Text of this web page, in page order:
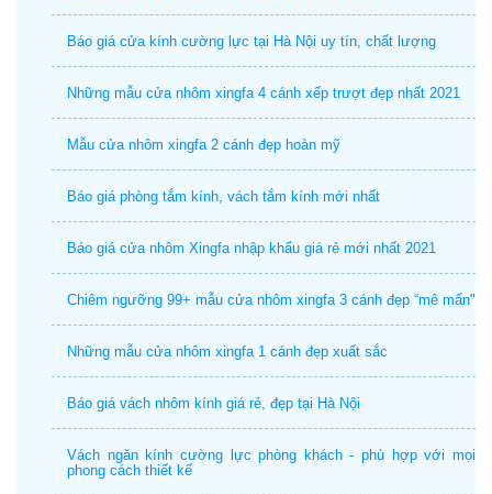
Báo giá cửa kính cường lực tại Hà Nội uy tín, chất lượng
Những mẫu cửa nhôm xingfa 4 cánh xếp trượt đẹp nhất 2021
Mẫu cửa nhôm xingfa 2 cánh đẹp hoàn mỹ
Báo giá phòng tắm kính, vách tắm kính mới nhất
Báo giá cửa nhôm Xingfa nhập khẩu giá rẻ mới nhất 2021
Chiêm ngưỡng 99+ mẫu cửa nhôm xingfa 3 cánh đẹp “mê mẩn"
Những mẫu cửa nhôm xingfa 1 cánh đẹp xuất sắc
Báo giá vách nhôm kính giá rẻ, đẹp tại Hà Nội
Vách ngăn kính cường lực phòng khách - phù hợp với mọi
phong cách thiết kế